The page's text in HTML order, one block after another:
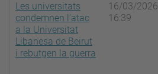
Les universitats
condemnen l’atac
a la Universitat
Libanesa de Beirut
i rebutgen la guerra
16/03/2026
16:39